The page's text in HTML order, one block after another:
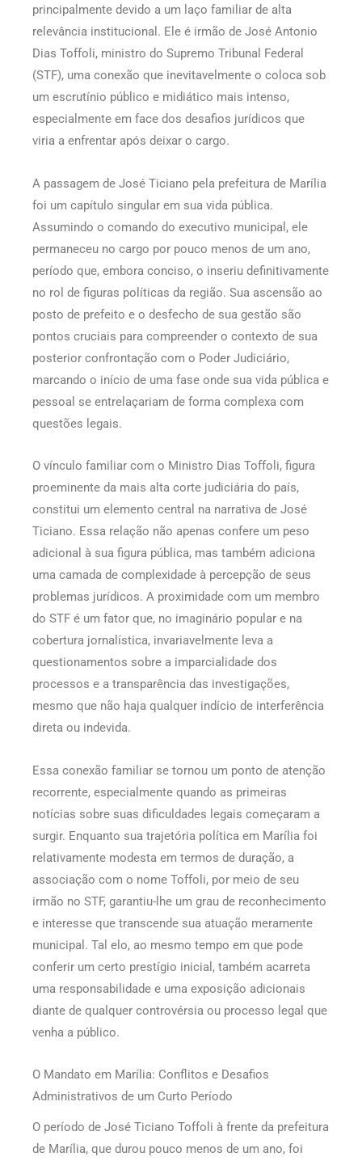
principalmente devido a um laço familiar de alta
relevância institucional. Ele é irmão de José Antonio
Dias Toffoli, ministro do Supremo Tribunal Federal
(STF), uma conexão que inevitavelmente o coloca sob
um escrutínio público e midiático mais intenso,
especialmente em face dos desafios jurídicos que
viria a enfrentar após deixar o cargo.
A passagem de José Ticiano pela prefeitura de Marília
foi um capítulo singular em sua vida pública.
Assumindo o comando do executivo municipal, ele
permaneceu no cargo por pouco menos de um ano,
período que, embora conciso, o inseriu definitivamente
no rol de figuras políticas da região. Sua ascensão ao
posto de prefeito e o desfecho de sua gestão são
pontos cruciais para compreender o contexto de sua
posterior confrontação com o Poder Judiciário,
marcando o início de uma fase onde sua vida pública e
pessoal se entrelaçariam de forma complexa com
questões legais.
O vínculo familiar com o Ministro Dias Toffoli, figura
proeminente da mais alta corte judiciária do país,
constitui um elemento central na narrativa de José
Ticiano. Essa relação não apenas confere um peso
adicional à sua figura pública, mas também adiciona
uma camada de complexidade à percepção de seus
problemas jurídicos. A proximidade com um membro
do STF é um fator que, no imaginário popular e na
cobertura jornalística, invariavelmente leva a
questionamentos sobre a imparcialidade dos
processos e a transparência das investigações,
mesmo que não haja qualquer indício de interferência
direta ou indevida.
Essa conexão familiar se tornou um ponto de atenção
recorrente, especialmente quando as primeiras
notícias sobre suas dificuldades legais começaram a
surgir. Enquanto sua trajetória política em Marília foi
relativamente modesta em termos de duração, a
associação com o nome Toffoli, por meio de seu
irmão no STF, garantiu-lhe um grau de reconhecimento
e interesse que transcende sua atuação meramente
municipal. Tal elo, ao mesmo tempo em que pode
conferir um certo prestígio inicial, também acarreta
uma responsabilidade e uma exposição adicionais
diante de qualquer controvérsia ou processo legal que
venha a público.
O Mandato em Marília: Conflitos e Desafios
Administrativos de um Curto Período
O período de José Ticiano Toffoli à frente da prefeitura
de Marília, que durou pouco menos de um ano, foi